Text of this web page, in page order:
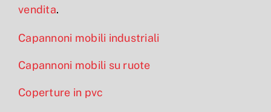
vendita.
Capannoni mobili industriali
Capannoni mobili su ruote
Coperture in pvc